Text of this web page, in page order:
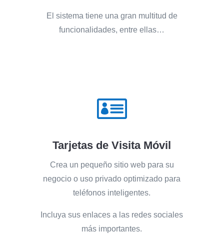
El sistema tiene una gran multitud de
funcionalidades, entre ellas…

Tarjetas de Visita Móvil
Crea un pequeño sitio web para su
negocio o uso privado optimizado para
teléfonos inteligentes.
Incluya sus enlaces a las redes sociales
más importantes.